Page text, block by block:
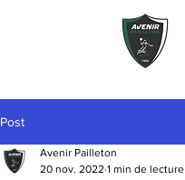
Post
Avenir Pailleton
20 nov. 2022 1 min de lecture